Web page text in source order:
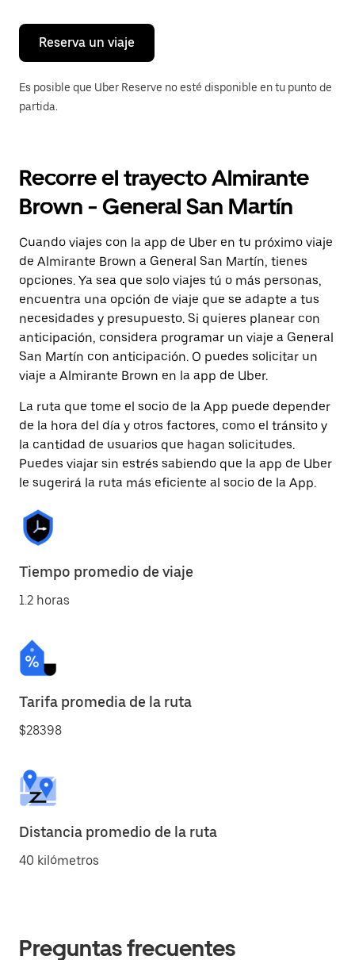
Reserva un viaje
Es posible que Uber Reserve no esté disponible en tu punto de
partida.
Recorre el trayecto Almirante
Brown - General San Martín
Cuando viajes con la app de Uber en tu próximo viaje
de Almirante Brown a General San Martín, tienes
opciones. Ya sea que solo viajes tú o más personas,
encuentra una opción de viaje que se adapte a tus
necesidades y presupuesto. Si quieres planear con
anticipación, considera programar un viaje a General
San Martín con anticipación. O puedes solicitar un
viaje a Almirante Brown en la app de Uber.
La ruta que tome el socio de la App puede depender
de la hora del día y otros factores, como el tránsito y
la cantidad de usuarios que hagan solicitudes.
Puedes viajar sin estrés sabiendo que la app de Uber
le sugerirá la ruta más eficiente al socio de la App.
Tiempo promedio de viaje
1.2 horas
Tarifa promedia de la ruta
$28398
Distancia promedio de la ruta
40 kilómetros
Preguntas frecuentes